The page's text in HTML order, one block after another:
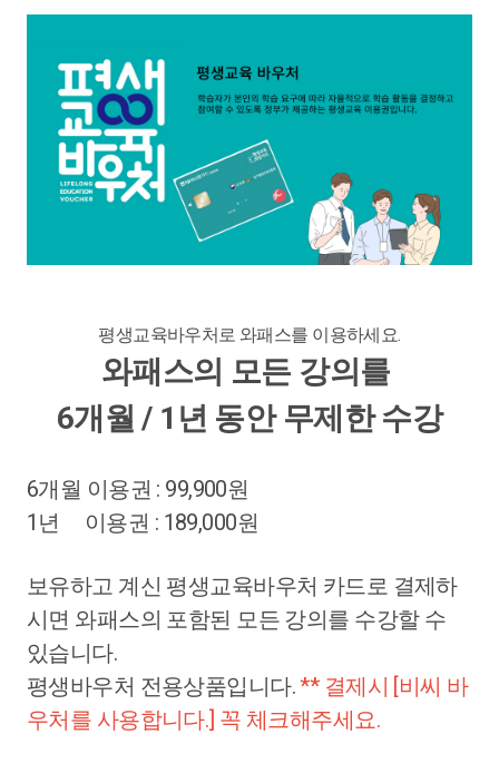
평생교육바우처로 와패스를 이용하세요.
와패스의 모든 강의를
6개월 / 1년 동안 무제한 수강
6개월 이용권 : 99,900원
1년 이용권 : 189,000원
보유하고 계신 평생교육바우처 카드로 결제하
시면 와패스의 포함된 모든 강의를 수강할 수
있습니다.
평생바우처 전용상품입니다.** 결제시 [비씨 바
우처를 사용합니다.] 꼭 체크해주세요.